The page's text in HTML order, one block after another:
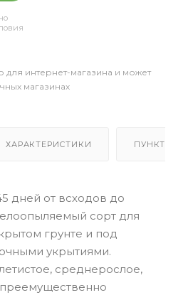
для интернет-магазина и может
магазинах
ХАРАКТЕРИСТИКИ ПУНКТЫ
дней от всходов до
сорт для
грунте и под
укрытиями.
среднерослое,